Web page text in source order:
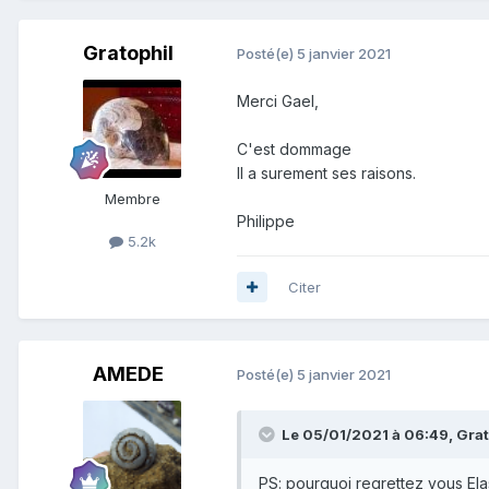
Gratophil
Membre
5.2k
Posté(e) 5 janvier 2021
Merci Gael,
C'est dommage
Il a surement ses raisons.
Philippe
Citer
AMEDE Posté(e) 5 janvier 2021
Le 05/01/2021 à 06:49,
PS: pourquoi regrettez vous